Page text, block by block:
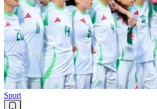
Sport